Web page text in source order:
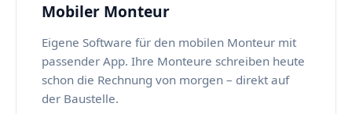
Mobiler Monteur
Eigene Software für den mobilen Monteur mit
passender App. Ihre Monteure schreiben heute
schon die Rechnung von morgen – direkt auf
der Baustelle.